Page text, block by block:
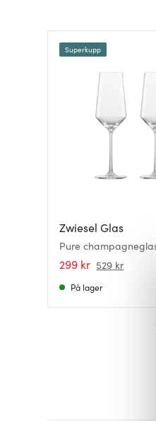
Zwiesel Glas
Pure
stk klar
299 kr 529 kr
Superkupp
På lager